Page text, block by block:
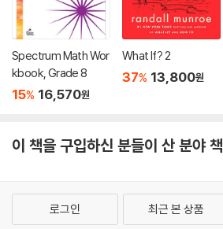
Spectrum Math Wor
kbook, Grade 8
15% 16,570원
What If? 2
37% 13,800원
이 책을 구입하신 분들이 산 분야 책
로그인 최근 본 상품